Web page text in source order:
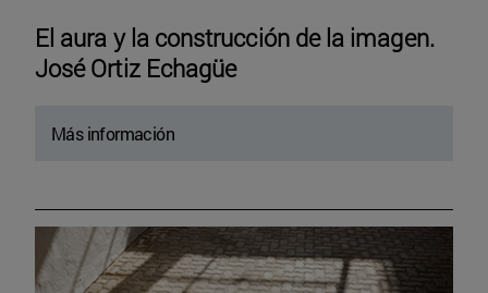
El aura y la construcción de la imagen.
José Ortiz Echagüe
Más información